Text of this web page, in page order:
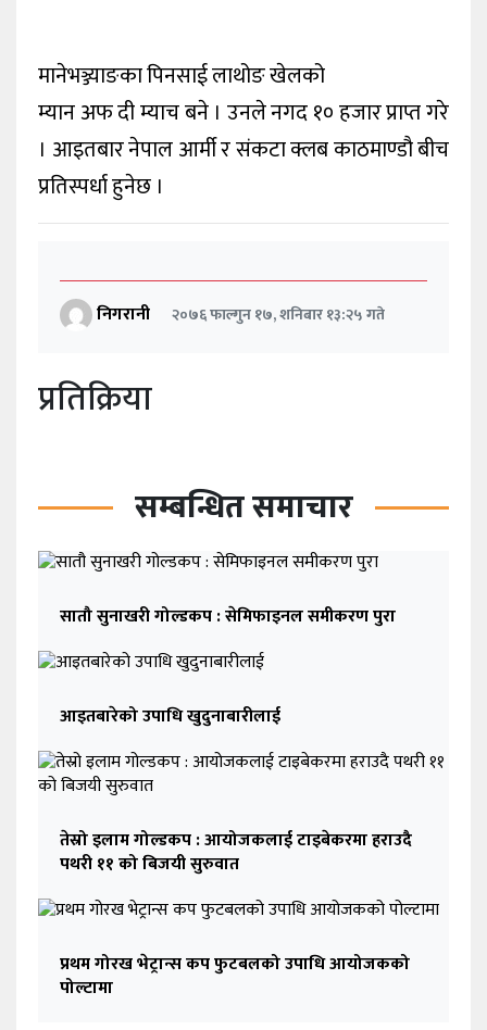
मानेभञ्ज्याङका पिनसाई लाथोङ खेलको
म्यान अफ दी म्याच बने । उनले नगद १० हजार प्राप्त गरे
। आइतबार नेपाल आर्मी र संकटा क्लब काठमाण्डौ बीच
प्रतिस्पर्धा हुनेछ ।
निगरानी २०७६ फाल्गुन १७, शनिबार १३:२५ गते
प्रतिक्रिया
सम्बन्धित समाचार
सातौ सुनाखरी गोल्डकप : सेमिफाइनल समीकरण पुरा
आइतबारेको उपाधि खुदुनाबारीलाई
तेस्रो इलाम गोल्डकप : आयोजकलाई टाइबेकरमा हराउदै
पथरी ११ को बिजयी सुरुवात
प्रथम गोरख भेट्रान्स कप फुटबलको उपाधि आयोजकको
पोल्टामा